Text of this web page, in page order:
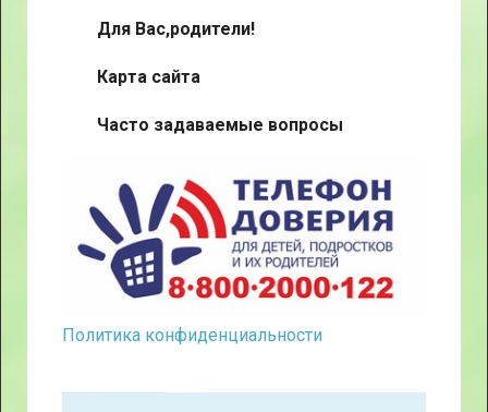
Для Вас,родители!
Карта сайта
Часто задаваемые вопросы
Политика конфиденциальности